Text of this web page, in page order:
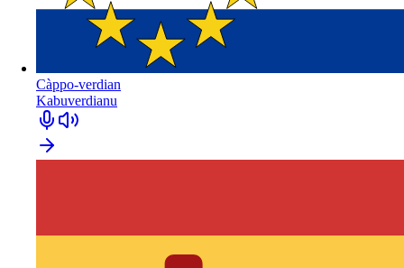
Càppo-verdian
Kabuverdianu